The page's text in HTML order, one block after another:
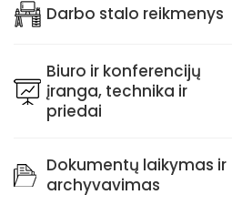
Darbo stalo reikmenys
Biuro ir konferencijų
įranga, technika ir
priedai
Dokumentų laikymas ir
archyvavimas